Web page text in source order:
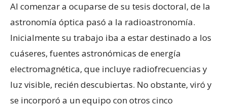
Al comenzar a ocuparse de su tesis doctoral, de la
astronomía óptica pasó a la radioastronomía.
Inicialmente su trabajo iba a estar destinado a los
cuáseres, fuentes astronómicas de energía
electromagnética, que incluye radiofrecuencias y
luz visible, recién descubiertas. No obstante, viró y
se incorporó a un equipo con otros cinco